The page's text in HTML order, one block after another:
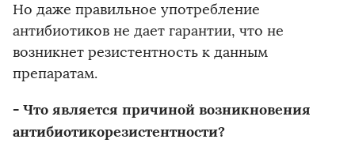
Но даже правильное употребление
антибиотиков не дает гарантии, что не
возникнет резистентность к данным
препаратам.
- Что является причиной возникновения
антибиотикорезистентности?